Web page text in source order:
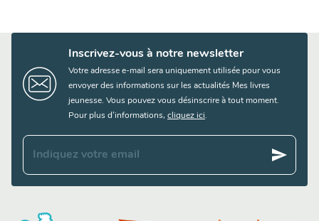
Inscrivez-vous à notre newsletter
Votre adresse e-mail sera uniquement utilisée pour vous
envoyer des informations sur les actualités Mes livres
jeunesse. Vous pouvez vous désinscrire à tout moment.
Pour plus d’informations, cliquez ici.
Indiquez votre email send